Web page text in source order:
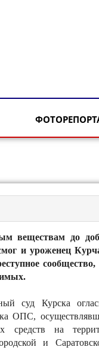
веществам до
и уроженец
сообщество,
суд Курска
ОПС,
средств на
и